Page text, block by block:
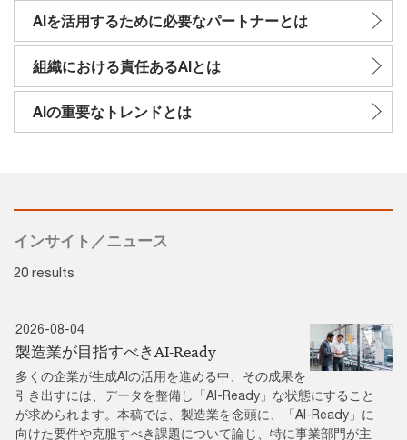
AIを活用するために必要なパートナーとは
組織における責任あるAIとは
AIの重要なトレンドとは
インサイト／ニュース
20 results
2026-08-04
製造業が目指すべきAI-Ready
多くの企業が生成AIの活用を進める中、その成果を
引き出すには、データを整備し「AI-Ready」な状態にすること
が求められます。本稿では、製造業を念頭に、「AI-Ready」に
向けた要件や克服すべき課題について論じ、特に事業部門が主